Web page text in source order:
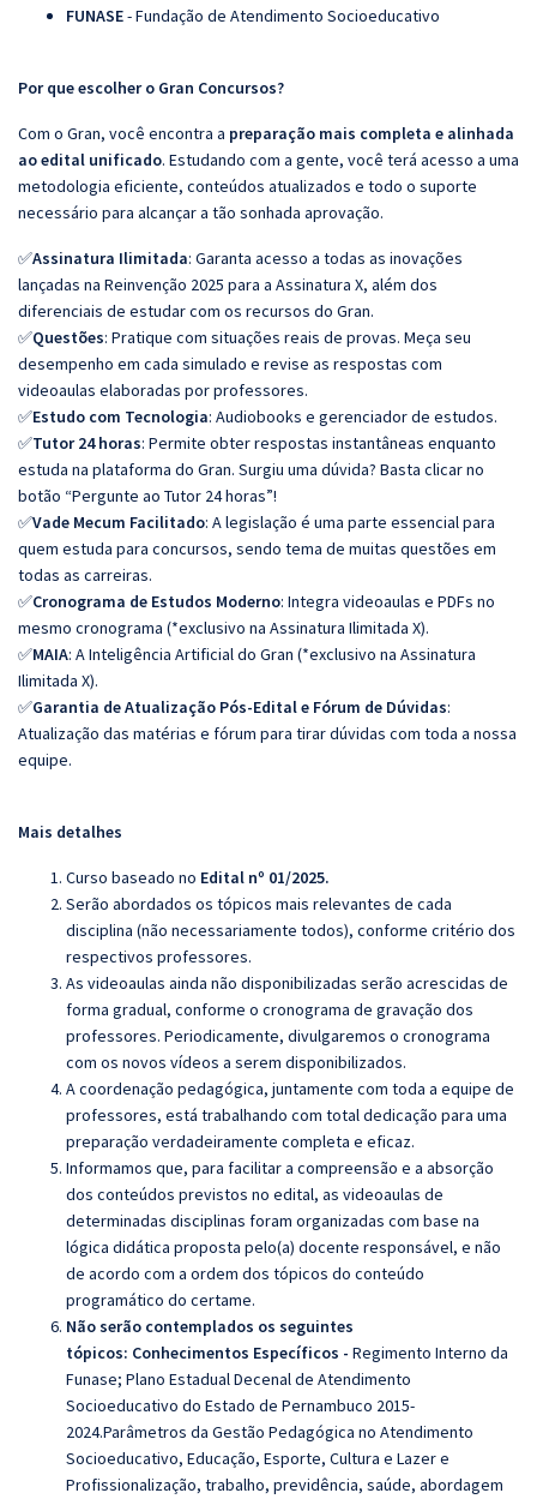
FUNASE- Fundação de Atendimento Socioeducativo
Por que escolher o Gran Concursos?
Com o Gran, você encontra a preparação mais completa e alinhada
ao edital unificado. Estudando com a gente, você terá acesso a uma
metodologia eficiente, conteúdos atualizados e todo o suporte
necessário para alcançar a tão sonhada aprovação.
✅Assinatura Ilimitada: Garanta acesso a todas as inovações
lançadas na Reinvenção 2025 para a Assinatura X, além dos
diferenciais de estudar com os recursos do Gran.
✅Questões: Pratique com situações reais de provas. Meça seu
desempenho em cada simulado e revise as respostas com
videoaulas elaboradas por professores.
✅Estudo com Tecnologia: Audiobooks e gerenciador de estudos.
✅Tutor 24 horas: Permite obter respostas instantâneas enquanto
estuda na plataforma do Gran. Surgiu uma dúvida? Basta clicar no
botão “Pergunte ao Tutor 24 horas”!
✅Vade Mecum Facilitado: A legislação é uma parte essencial para
quem estuda para concursos, sendo tema de muitas questões em
todas as carreiras.
✅Cronograma de Estudos Moderno: Integra videoaulas e PDFs no
mesmo cronograma (*exclusivo na Assinatura Ilimitada X).
✅MAIA: A Inteligência Artificial do Gran (*exclusivo na Assinatura
Ilimitada X).
✅Garantia de Atualização Pós-Edital e Fórum de Dúvidas:
Atualização das matérias e fórum para tirar dúvidas com toda a nossa
equipe.
Mais detalhes
Curso baseado no Edital nº 01/2025.
Serão abordados os tópicos mais relevantes de cada
disciplina (não necessariamente todos), conforme critério dos
respectivos professores.
As videoaulas ainda não disponibilizadas serão acrescidas de
forma gradual, conforme o cronograma de gravação dos
professores. Periodicamente, divulgaremos o cronograma
com os novos vídeos a serem disponibilizados.
A coordenação pedagógica, juntamente com toda a equipe de
professores, está trabalhando com total dedicação para uma
preparação verdadeiramente completa e eficaz.
Informamos que, para facilitar a compreensão e a absorção
dos conteúdos previstos no edital, as videoaulas de
determinadas disciplinas foram organizadas com base na
lógica didática proposta pelo(a) docente responsável, e não
de acordo com a ordem dos tópicos do conteúdo
programático do certame.
Não serão contemplados os seguintes
tópicos: Conhecimentos Específicos - Regimento Interno da
Funase; Plano Estadual Decenal de Atendimento
Socioeducativo do Estado de Pernambuco 2015-
2024.Parâmetros da Gestão Pedagógica no Atendimento
Socioeducativo, Educação, Esporte, Cultura e Lazer e
Profissionalização, trabalho, previdência, saúde, abordagem